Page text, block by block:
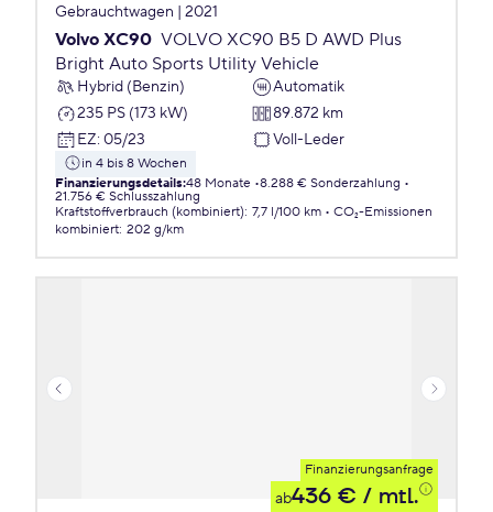
Gebrauchtwagen | 2021
Volvo XC90 VOLVO XC90 B5 D AWD Plus
Bright Auto Sports Utility Vehicle
Hybrid (Benzin)
Automatik
235 PS (173 kW)
89.872 km
EZ: 05/23 Voll-Leder
in 4 bis 8 Wochen
Finanzierungsdetails:48 Monate 8.288 € Sonderzahlung
21.756 € Schlusszahlung
Kraftstoffverbrauch (kombiniert): 7,7 l/100 km
CO₂-Emissionen
kombiniert: 202 g/km
Finanzierungsanfrage
ab436 € / mtl.